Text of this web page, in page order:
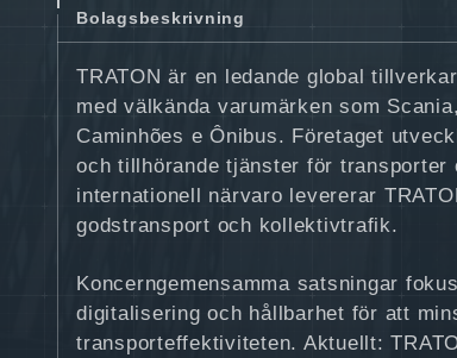
Bolagsbeskrivning
TRATON är en ledande global
med välkända varumärken som
Caminhões e Ônibus. Företaget
och tillhörande tjänster för transporter
internationell närvaro levererar
godstransport och kollektivtrafik.
Koncerngemensamma satsningar
digitalisering och hållbarhet för att
transporteffektiviteten. Aktuellt: